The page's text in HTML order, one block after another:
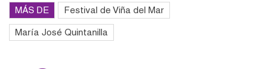
MÁS DE Festival de Viña del Mar
María José Quintanilla